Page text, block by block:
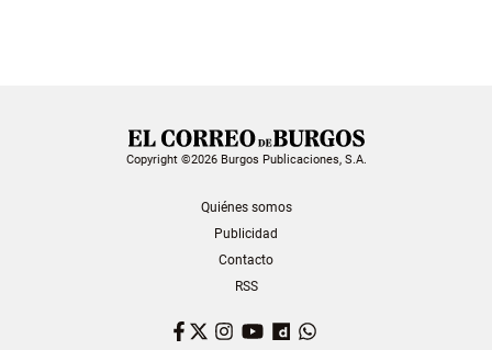
Copyright ©2026 Burgos Publicaciones, S.A.
Quiénes somos
Publicidad
Contacto
RSS
Facebook
TwitterInstagram
YouTubeDailymotion